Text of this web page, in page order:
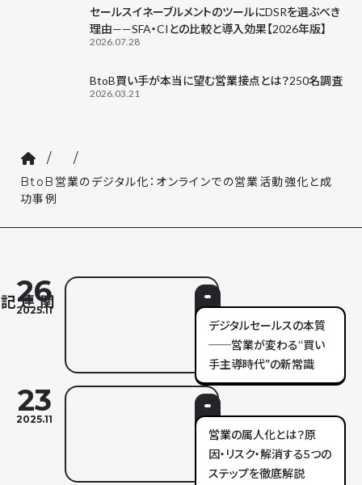
セールスイネーブルメントのツールにDSRを選ぶべき
理由——SFA・CIとの比較と導入効果【2026年版】
2026.07.28
BtoB買い手が本当に望む営業接点とは？250名調査
2026.03.21
/ /
BtoB営業のデジタル化：オンラインでの営業活動強化と成
功事例
26
2025.11
デジタルセールスの本質
──営業が変わる“買い
手主導時代”の新常識
23
2025.11
営業の属人化とは？原
因・リスク・解消する5つの
ステップを徹底解説